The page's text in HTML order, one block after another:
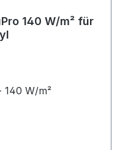
140 W/m² für
AluPro® - 140 W/m²